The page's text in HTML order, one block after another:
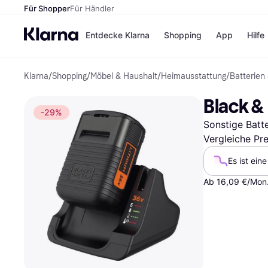
Für ShopperFür Händler
Entdecke Klarna
Zahlungsmethoden
Sofort bezahlen
Bezahle in 3
Bezahle in bis zu 30
Ratenzahlung
Shopping
Shops
eBay
Temu
SHEIN
Alle Shops
App Hilfe
Klarna/Shopping/Möbel & Haushalt/Heimausstattung/Batterien
-29% Black
Sonstige
Vergleiche
Es ist
Ab 16,09 €/